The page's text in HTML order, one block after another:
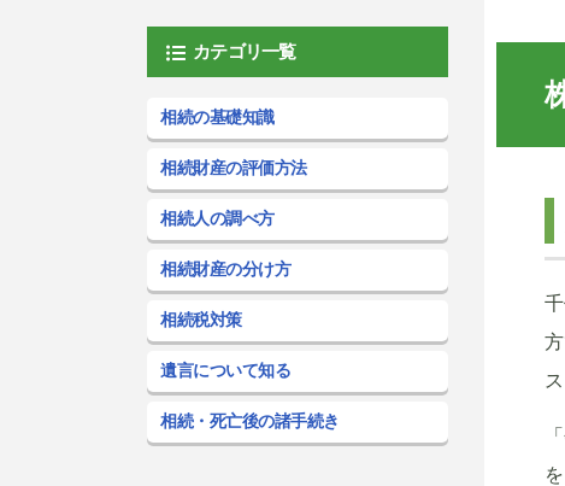
カテゴリ一覧
相続の基礎知識
相続財産の評価方法
相続人の調べ方
相続財産の分け方
相続税対策
遺言について知る
相続・死亡後の諸手続き